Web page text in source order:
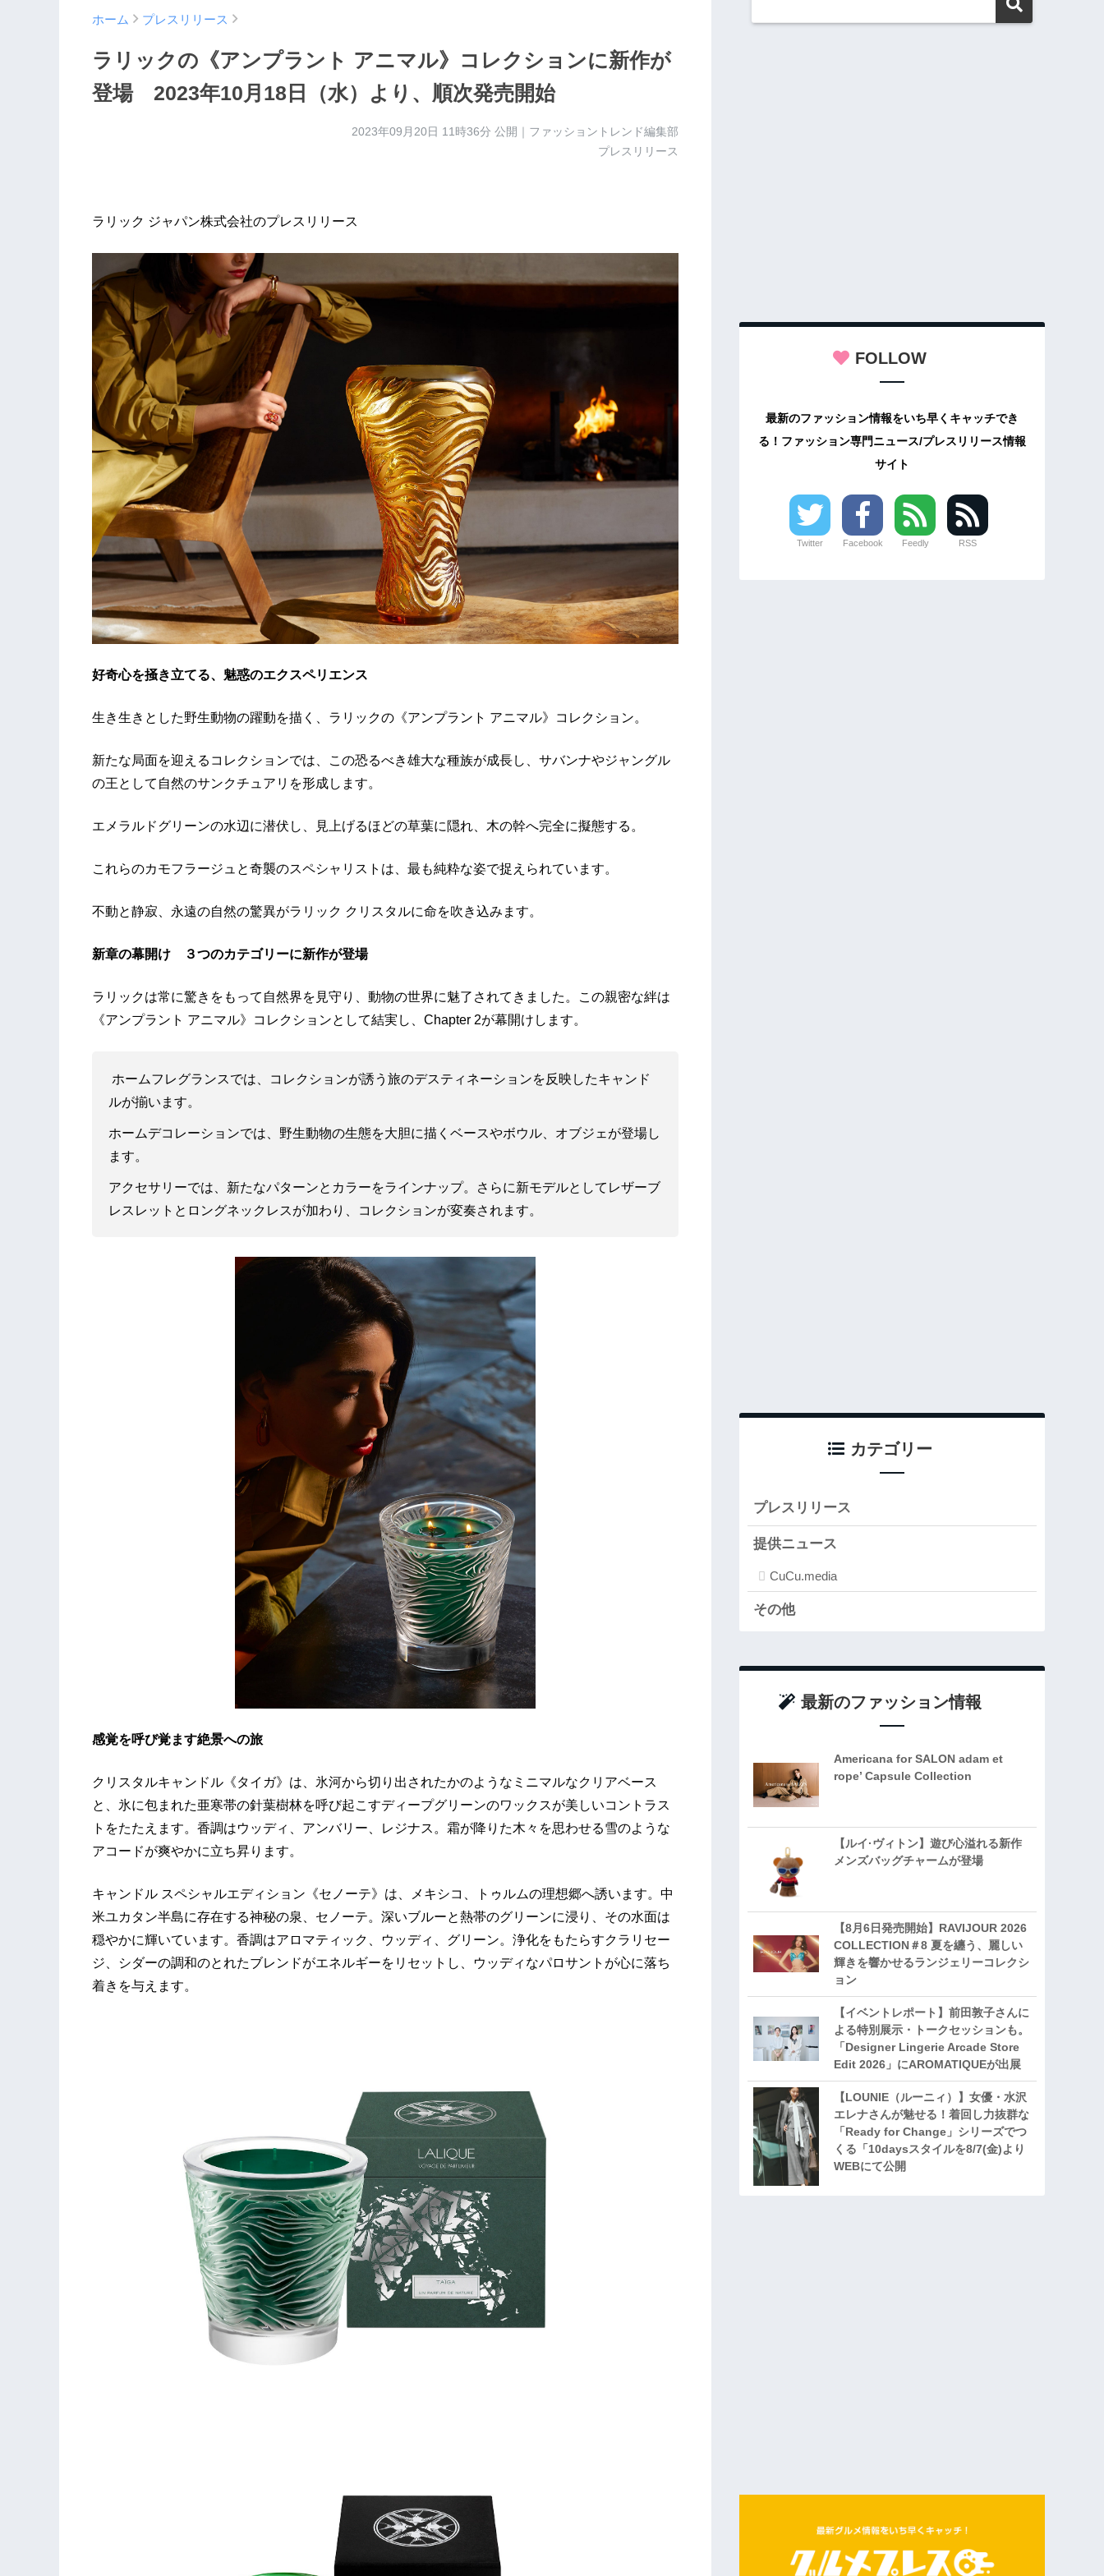
ホーム プレスリリース
ラリックの《アンプラント アニマル》コレクションに新作が
登場 2023年10月18日（水）より、順次発売開始
2023年09月20日 11時36分 公開｜ファッショントレンド編集部
プレスリリース
ラリック ジャパン株式会社のプレスリリース
好奇心を掻き立てる、魅惑のエクスペリエンス
生き生きとした野生動物の躍動を描く、ラリックの《アンプラント アニマル》コレクション。
新たな局面を迎えるコレクションでは、この恐るべき雄大な種族が成長し、サバンナやジャングル
の王として自然のサンクチュアリを形成します。
エメラルドグリーンの水辺に潜伏し、見上げるほどの草葉に隠れ、木の幹へ完全に擬態する。
これらのカモフラージュと奇襲のスペシャリストは、最も純粋な姿で捉えられています。
不動と静寂、永遠の自然の驚異がラリック クリスタルに命を吹き込みます。
新章の幕開け ３つのカテゴリーに新作が登場
ラリックは常に驚きをもって自然界を見守り、動物の世界に魅了されてきました。この親密な絆は
《アンプラント アニマル》コレクションとして結実し、Chapter 2が幕開けします。
ホームフレグランスでは、コレクションが誘う旅のデスティネーションを反映したキャンド
ルが揃います。
ホームデコレーションでは、野生動物の生態を大胆に描くベースやボウル、オブジェが登場し
ます。
アクセサリーでは、新たなパターンとカラーをラインナップ。さらに新モデルとしてレザーブ
レスレットとロングネックレスが加わり、コレクションが変奏されます。
感覚を呼び覚ます絶景への旅
クリスタルキャンドル《タイガ》は、氷河から切り出されたかのようなミニマルなクリアベース
と、氷に包まれた亜寒帯の針葉樹林を呼び起こすディープグリーンのワックスが美しいコントラス
トをたたえます。香調はウッディ、アンバリー、レジナス。霜が降りた木々を思わせる雪のような
アコードが爽やかに立ち昇ります。
キャンドル スペシャルエディション《セノーテ》は、メキシコ、トゥルムの理想郷へ誘います。中
米ユカタン半島に存在する神秘の泉、セノーテ。深いブルーと熱帯のグリーンに浸り、その水面は
穏やかに輝いています。香調はアロマティック、ウッディ、グリーン。浄化をもたらすクラリセー
ジ、シダーの調和のとれたブレンドがエネルギーをリセットし、ウッディなパロサントが心に落ち
着きを与えます。
FOLLOW
最新のファッション情報をいち早くキャッチでき
る！ファッション専門ニュース/プレスリリース情報
サイト
Twitter Facebook Feedly RSS
カテゴリー
プレスリリース
提供ニュース
CuCu.media
その他
最新のファッション情報
Americana for SALON adam et
rope’ Capsule Collection
【ルイ·ヴィトン】遊び心溢れる新作
メンズバッグチャームが登場
【8月6日発売開始】RAVIJOUR 2026
COLLECTION＃8 夏を纏う、麗しい
輝きを響かせるランジェリーコレクシ
ョン
【イベントレポート】前田敦子さんに
よる特別展示・トークセッションも。
「Designer Lingerie Arcade Store
Edit 2026」にAROMATIQUEが出展
【LOUNIE（ルーニィ）】女優・水沢
エレナさんが魅せる！着回し力抜群な
「Ready for Change」シリーズでつ
くる「10daysスタイルを8/7(金)より
WEBにて公開